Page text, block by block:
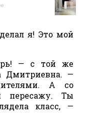
я! Это мой
— с той же
Дмитриевна. —
А со
пересажу. Ты
класс, —